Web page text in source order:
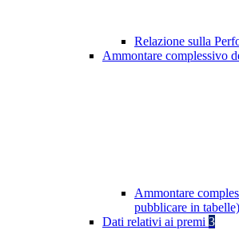
Relazione sulla
Ammontare complessivo
Ammontare
pubblicare in tabelle)
Dati relativi ai premi 3